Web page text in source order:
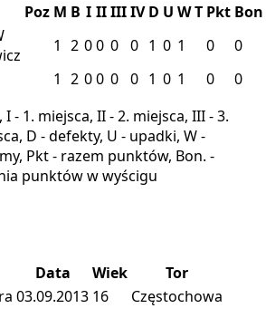
Poz M B I IIIIIIV D U WT Pkt Bon
1 2 00 0 0 1 0 1 0
0
1 2 00 0 0 1 0 1 0
0
- 1. miejsca, II - 2. miejsca, III - 3.
D - defekty, U - upadki, W -
Pkt - razem punktów, Bon. -
punktów w wyścigu
Data Wiek
Tor
03.09.2013 16
Częstochowa